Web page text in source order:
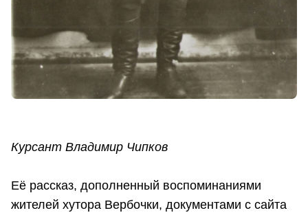
Курсант Владимир Чипков
Её рассказ, дополненный воспоминаниями
жителей хутора Вербочки, документами с сайта